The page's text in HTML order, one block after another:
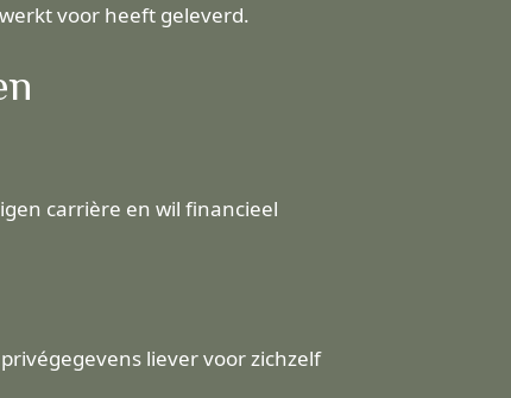
voor heeft geleverd.
carrière en wil financieel
liever voor zichzelf